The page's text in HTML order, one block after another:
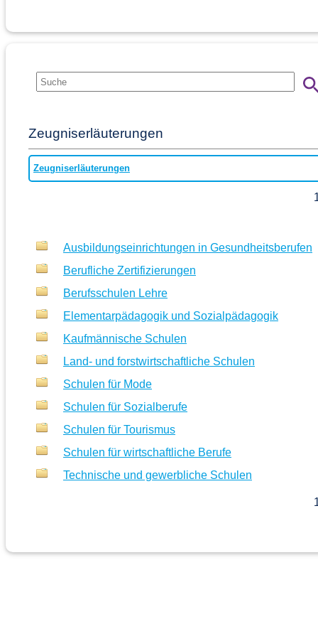
Zeugniserläuterungen
Zeugniserläuterungen
Ausbildungseinrichtungen in Gesundheitsberufen
Berufliche Zertifizierungen
Berufsschulen Lehre
Elementarpädagogik und Sozialpädagogik
Kaufmännische Schulen
Land- und forstwirtschaftliche Schulen
Schulen für Mode
Schulen für Sozialberufe
Schulen für Tourismus
Schulen für wirtschaftliche Berufe
Technische und gewerbliche Schulen